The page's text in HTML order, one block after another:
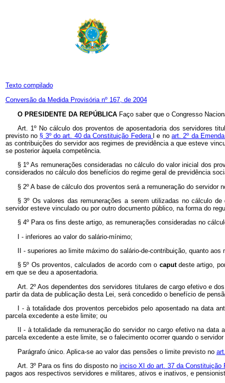
Texto compilado
Conversão da Medida Provisória nº 167, de 2004
O PRESIDENTE DA REPÚBLICA Faço saber que o Congresso
Art. 1º No cálculo dos proventos de aposentadoria dos servidores
previsto no § 3º do art. 40 da Constituição Federa l e noart. 2º da
as contribuições do servidor aos regimes de previdência a que esteve
se posterior àquela competência.
§ 1º As remunerações consideradas no cálculo do valor inicial dos
considerados no cálculo dos benefícios do regime geral de previdência
§ 2º A base de cálculo dos proventos será a remuneração do servidor
§ 3º Os valores das remunerações a serem utilizadas no cálculo
servidor esteve vinculado ou por outro documento público, na forma do
§ 4º Para os fins deste artigo, as remunerações consideradas no
I - inferiores ao valor do salário-mínimo;
II - superiores ao limite máximo do salário-de-contribuição, quanto
§ 5º Os proventos, calculados de acordo com o caput deste artigo,
em que se deu a aposentadoria.
Art. 2º Aos dependentes dos servidores titulares de cargo efetivo e
partir da data de publicação desta Lei, será concedido o benefício de
I - à totalidade dos proventos percebidos pelo aposentado na data
parcela excedente a este limite; ou
II - à totalidade da remuneração do servidor no cargo efetivo na
parcela excedente a este limite, se o falecimento ocorrer quando o
Parágrafo único. Aplica-se ao valor das pensões o limite previsto no
Art. 3º Para os fins do disposto no inciso XI do art. 37 da Constituição
pagos aos respectivos servidores e militares, ativos e inativos, e